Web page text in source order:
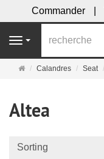
Commander
Navigation
PageCalandres Seat
Altea
Sorting